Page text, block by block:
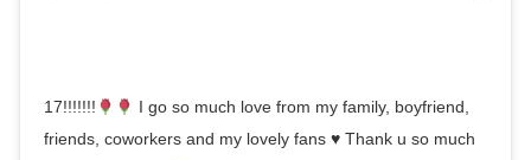
17!!!!!!!
I go so much love from my family, boyfriend,
friends, coworkers and my lovely fans♥️ Thank u so much